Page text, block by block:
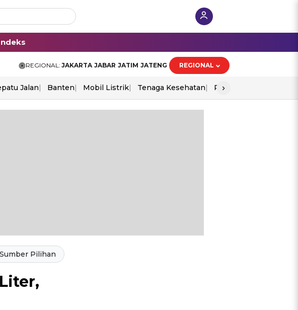
REGIONAL: JAKARTA JABAR JATIM JATENG REGIONAL
Jalan Banten Mobil Listrik Tenaga Kesehatan Perang As-Iran
›
Pilihan